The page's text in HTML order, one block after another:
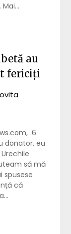
Mai…
au
fericiți
6
donator, eu
să mă
spusese
că